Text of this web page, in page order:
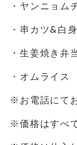
・ヤンニョ
・串カツ&白
・生姜焼き
・オムライ
※お電話にて
※価格はすべ